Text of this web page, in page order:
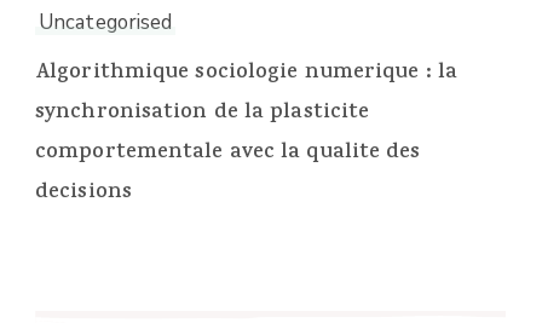
Uncategorised
Algorithmique sociologie numerique : la
synchronisation de la plasticite
comportementale avec la qualite des
decisions